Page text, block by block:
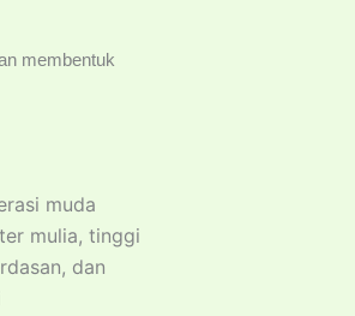
membentuk
muda
mulia, tinggi
dan